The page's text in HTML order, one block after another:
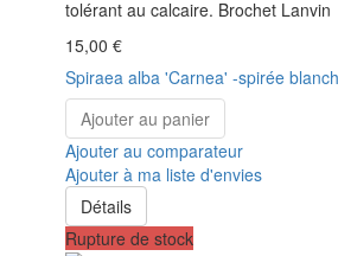
tolérant au calcaire. Brochet Lanvin
15,00 €
Spiraea alba 'Carnea' -spirée
Ajouter au panier
Ajouter au comparateur
Ajouter à ma liste d'envies
Détails
Rupture de stock